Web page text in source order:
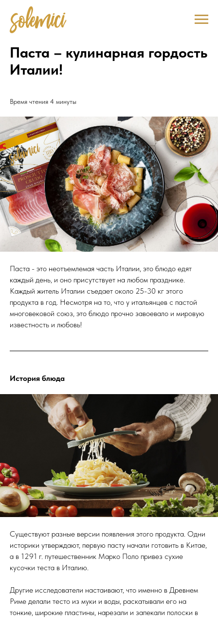
Паста – кулинарная гордость
Италии!
Время чтения 4 минуты
Паста - это неотъемлемая часть Италии, это блюдо едят
каждый день, и оно присутствует на любом празднике.
Каждый житель Италии съедает около 25-30 кг этого
продукта в год. Несмотря на то, что у итальянцев с пастой
многовековой союз, это блюдо прочно завоевало и мировую
известность и любовь!
История блюда
Существуют разные версии появления этого продукта. Одни
историки утверждают, первую пасту начали готовить в Китае,
а в 1291 г. путешественник Марко Поло привез сухие
кусочки теста в Италию.
Другие исследователи настаивают, что именно в Древнем
Риме делали тесто из муки и воды, раскатывали его на
тонкие, широкие пластины, нарезали и запекали полоски в